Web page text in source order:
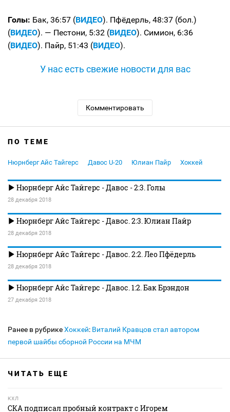
Голы: Бак, 36:57 (ВИДЕО). Пфёдерль, 48:37 (бол.)
(ВИДЕО). — Пестони, 5:32 (ВИДЕО). Симион, 6:36
(ВИДЕО). Пайр, 51:43 (ВИДЕО).
У нас есть свежие новости для вас
Комментировать
ПО ТЕМЕ
Нюрнберг Айс Тайгерс Давос U-20 Юлиан Пайр Хоккей
Нюрнберг Айс Тайгерс - Давос - 2:3. Голы
28 декабря 2018
Нюрнберг Айс Тайгерс - Давос. 2:3. Юлиан Пайр
28 декабря 2018
Нюрнберг Айс Тайгерс - Давос. 2:2. Лео Пфёдерль
28 декабря 2018
Нюрнберг Айс Тайгерс - Давос. 1:2. Бак Брэндон
27 декабря 2018
Ранее в рубрикеХоккей: Виталий Кравцов стал автором
первой шайбы сборной России на МЧМ
ЧИТАТЬ ЕЩЕ
КХЛ
СКА подписал пробный контракт с Игорем